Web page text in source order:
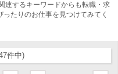
連するキーワードからも転職・求
たりのお仕事を見つけてみてく
件中)